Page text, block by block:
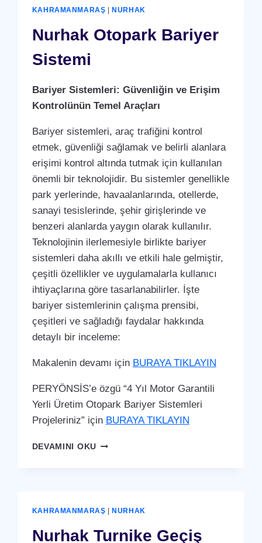
PUANTAJ
YAZILIMI
(PROGRAMI)
KAHRAMANMARAŞ NURHAK
Nurhak Otopark Bariyer
Sistemi
Bariyer Sistemleri: Güvenliğin ve Erişim
Kontrolünün Temel Araçları
Bariyer sistemleri, araç trafiğini kontrol
etmek, güvenliği sağlamak ve belirli alanlara
erişimi kontrol altında tutmak için kullanılan
önemli bir teknolojidir. Bu sistemler genellikle
park yerlerinde, havaalanlarında, otellerde,
sanayi tesislerinde, şehir girişlerinde ve
benzeri alanlarda yaygın olarak kullanılır.
Teknolojinin ilerlemesiyle birlikte bariyer
sistemleri daha akıllı ve etkili hale gelmiştir,
çeşitli özellikler ve uygulamalarla kullanıcı
ihtiyaçlarına göre tasarlanabilirler. İşte
bariyer sistemlerinin çalışma prensibi,
çeşitleri ve sağladığı faydalar hakkında
detaylı bir inceleme:
Makalenin devamı için BURAYA TIKLAYIN
PERYÖNSİS’e özgü “4 Yıl Motor Garantili
Yerli Üretim Otopark Bariyer Sistemleri
Projeleriniz” için BURAYA TIKLAYIN
DEVAMINI OKUNURHAK
KAHRAMANMARAŞ NURHAK
Nurhak Turnike Geçiş